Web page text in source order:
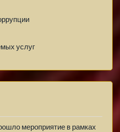
услуг
мероприятие в рамках